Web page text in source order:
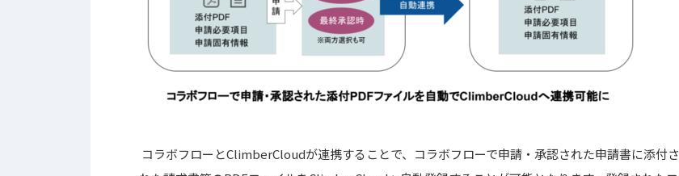
コラボフローとClimberCloudが連携することで、コラボフローで申請・承認された申請書に添付さ